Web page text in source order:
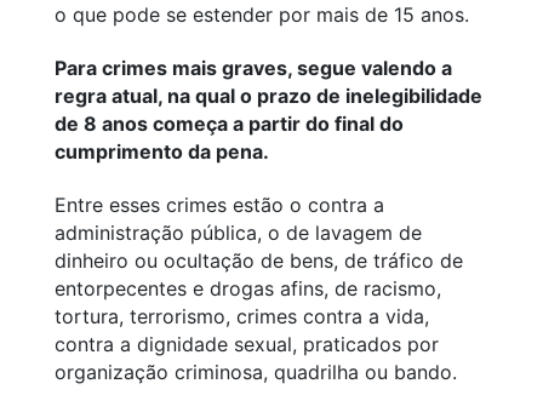
o que pode se estender por mais de 15 anos.
Para crimes mais graves, segue valendo a
regra atual, na qual o prazo de inelegibilidade
de 8 anos começa a partir do final do
cumprimento da pena.
Entre esses crimes estão o contra a
administração pública, o de lavagem de
dinheiro ou ocultação de bens, de tráfico de
entorpecentes e drogas afins, de racismo,
tortura, terrorismo, crimes contra a vida,
contra a dignidade sexual, praticados por
organização criminosa, quadrilha ou bando.